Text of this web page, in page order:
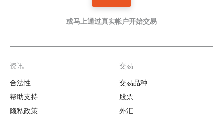
或马上通过真实帐户开始交易
Footer
资讯
合法性
帮助支持
隐私政策
交易
交易品种
股票
外汇